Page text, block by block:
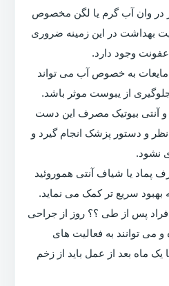
در وان آب گرم یا لگن مخصوص
بهداشت در این زمینه ضروری
وجود دارد.
به خصوص آب می تواند
از یبوست موثر باشد.
آنتی بیوتیک مصرف این دست
نظر و دستور پزشک انجام گیرد و
نشود.
پماد یا شیاف آنتی هموروئید
بهبود سریع تر کمک می نماید.
پس از طی ؟؟ روز از جراحی
و می توانند به فعالیت های
یک ماه بعد از عمل باید از زخم